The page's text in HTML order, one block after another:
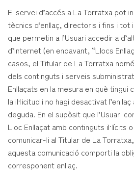
El servei d’accés a La Torratxa pot
tècnics d’enllaç, directoris i fins i
que permetin a l’Usuari accedir a
d’Internet (en endavant, “Llocs
casos, el Titular de La Torratxa
dels continguts i serveis
Enllaçats en la mesura en què
la il·licitud i no hagi desactivat
deguda. En el supòsit que l’Usuari
Lloc Enllaçat amb continguts il·lícits
comunicar-li al Titular de La
aquesta comunicació comporti la
corresponent enllaç.